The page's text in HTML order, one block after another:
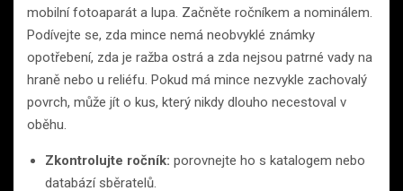
mobilní fotoaparát a lupa. Začněte ročníkem a nominálem.
Podívejte se, zda mince nemá neobvyklé známky
opotřebení, zda je ražba ostrá a zda nejsou patrné vady na
hraně nebo u reliéfu. Pokud má mince nezvykle zachovalý
povrch, může jít o kus, který nikdy dlouho necestoval v
oběhu.
Zkontrolujte ročník: porovnejte ho s katalogem nebo
databází sběratelů.